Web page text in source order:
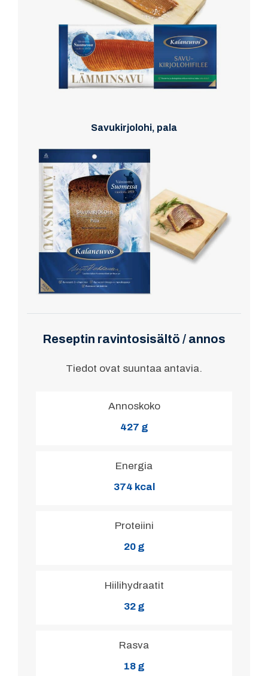
Savukirjolohi, pala
Reseptin ravintosisältö / annos
Tiedot ovat suuntaa antavia.
Annoskoko
427 g
Energia
374 kcal
Proteiini
20 g
Hiilihydraatit
32 g
Rasva
18 g